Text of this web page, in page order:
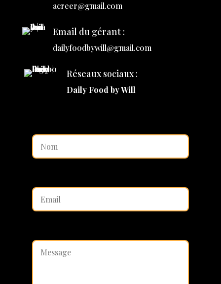
acreer@gmail.com
Email du gérant :
dailyfoodbywill@gmail.com
Réseaux sociaux :
Daily Food by Will